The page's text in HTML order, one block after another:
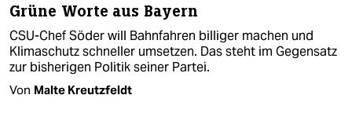
Grüne Worte aus Bayern
CSU-Chef Söder will Bahnfahren billiger machen und
Klimaschutz schneller umsetzen. Das steht im Gegensatz
zur bisherigen Politik seiner Partei.
Von Malte Kreutzfeldt